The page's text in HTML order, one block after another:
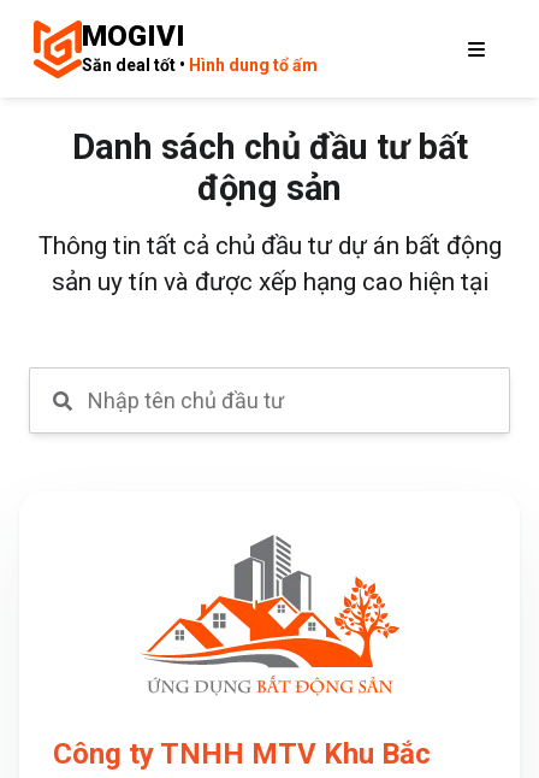
MOGIVI
Săn deal tốt • Hình dung tổ ấm
Danh sách chủ đầu tư bất
động sản
Thông tin tất cả chủ đầu tư dự án bất động
sản uy tín và được xếp hạng cao hiện tại
Công ty TNHH MTV Khu Bắc